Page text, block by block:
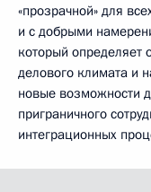
«прозрачной» для
и с добрыми
который определяет
делового климата и
новые возможности
приграничного
интеграционных